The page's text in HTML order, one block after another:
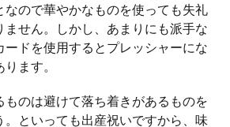
なので華やかなものを使っても失礼
ません。しかし、あまりにも派手な
ードを使用するとプレッシャーにな
ます。
ものは避けて落ち着きがあるものを
。といっても出産祝いですから、味